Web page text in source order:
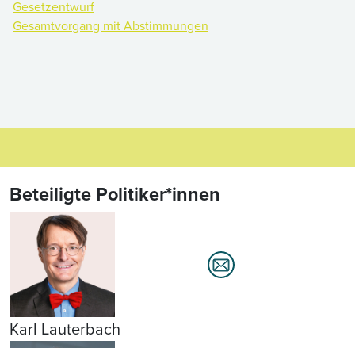
Gesetzentwurf
Gesamtvorgang mit Abstimmungen
Beteiligte Politiker*innen
Karl Lauterbach